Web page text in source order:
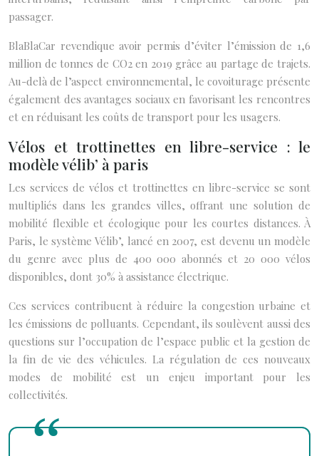
passager.
BlaBlaCar revendique avoir permis d’éviter l’émission de 1,6
million de tonnes de CO2 en 2019 grâce au partage de trajets.
Au-delà de l’aspect environnemental, le covoiturage présente
également des avantages sociaux en favorisant les rencontres
et en réduisant les coûts de transport pour les usagers.
Vélos et trottinettes en libre-service : le
modèle vélib’ à paris
Les services de vélos et trottinettes en libre-service se sont
multipliés dans les grandes villes, offrant une solution de
mobilité flexible et écologique pour les courtes distances. À
Paris, le système Vélib’, lancé en 2007, est devenu un modèle
du genre avec plus de 400 000 abonnés et 20 000 vélos
disponibles, dont 30% à assistance électrique.
Ces services contribuent à réduire la congestion urbaine et
les émissions de polluants. Cependant, ils soulèvent aussi des
questions sur l’occupation de l’espace public et la gestion de
la fin de vie des véhicules. La régulation de ces nouveaux
modes de mobilité est un enjeu important pour les
collectivités.